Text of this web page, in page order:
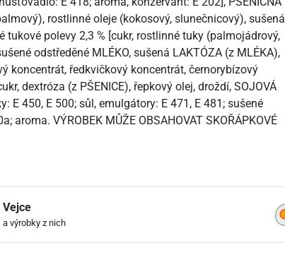
rostlinné oleje (kokosový, slunečnicový), sušená
polevy 2,3 % [cukr, rostlinné tuky (palmojádrový,
odstředěné MLÉKO, sušená LAKTÓZA (z MLÉKA),
koncentrát, ředkvičkový koncentrát, černorybízový
dextróza (z PŠENICE), řepkový olej, droždí, SOJOVÁ
E 450, E 500; sůl, emulgátory: E 471, E 481; sušené
VÝROBEK MŮŽE OBSAHOVAT SKOŘÁPKOVÉ
Vejce
a výrobky z nich